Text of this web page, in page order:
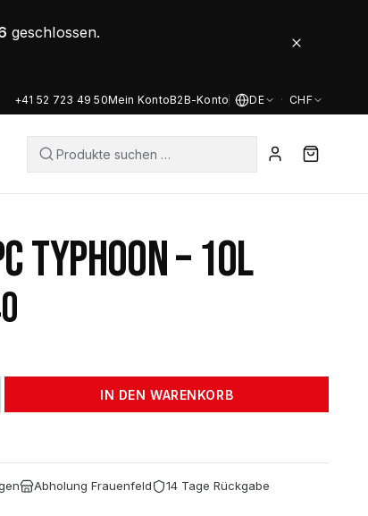
geschlossen.
+41 52 723 49 50Mein KontoB2B-Konto DE · CHF
TYPHOON – 10L
IN DEN WARENKORB
Abholung Frauenfeld 14 Tage Rückgabe